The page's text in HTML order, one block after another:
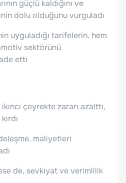
güçlü kaldığını ve
dolu olduğunu vurguladı
uyguladığı tarifelerin, hem
sektörünü
etti
çeyrekte zararı azalttı,
maliyetleri
de, sevkiyat ve verimlilik